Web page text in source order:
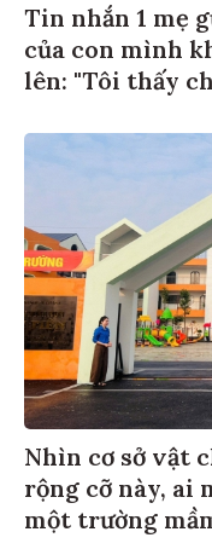
Tin nhắn 1 mẹ
của con mình
lên: "Tôi thấy
Nhìn cơ sở vật
rộng cỡ này, ai
một trường